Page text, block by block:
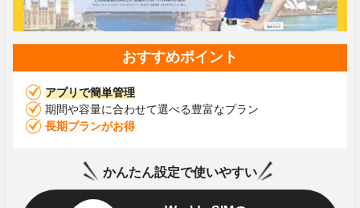
おすすめポイント
アプリで簡単管理
期間や容量に合わせて選べる豊富なプラン
長期プランがお得
かんたん設定で使いやすい